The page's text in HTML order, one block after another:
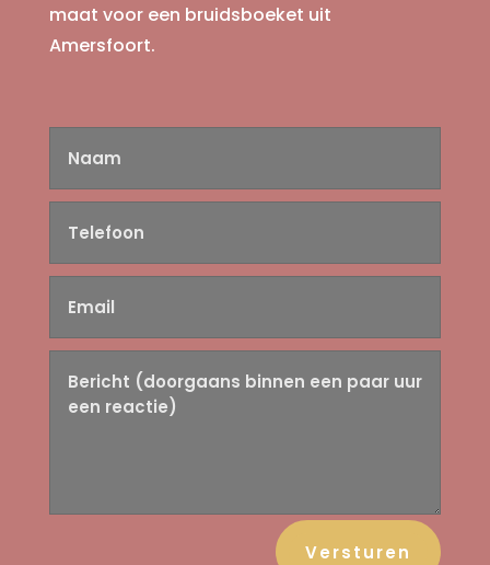
maat voor een bruidsboeket uit
Amersfoort.
Versturen